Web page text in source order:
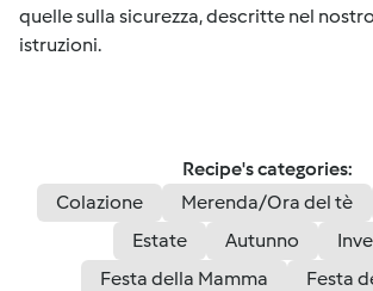
quelle sulla sicurezza, descritte nel
istruzioni.
Recipe's categories:
Colazione
Merenda/Ora del tè
Estate
Autunno
Festa della Mamma
Festa